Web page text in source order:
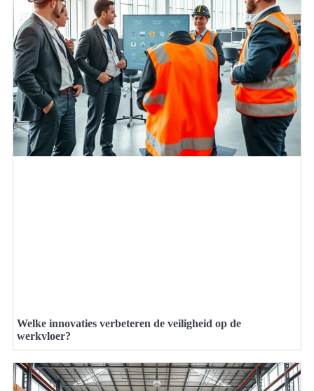
Welke innovaties verbeteren de veiligheid op de
werkvloer?